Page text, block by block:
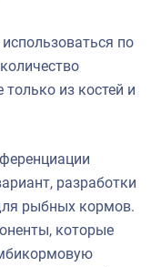
по
из костей и
разработки
рыбных кормов.
которые